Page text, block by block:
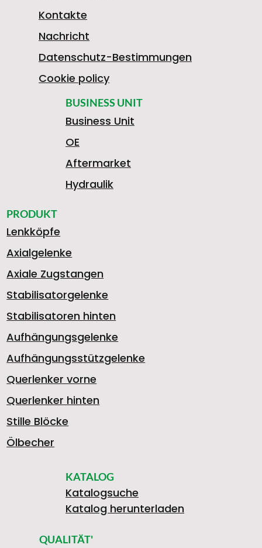
1
9
8
1
3
9
3
8
BUSINESS UNIT
Business Unit
OE
Aftermarket
Hydraulik
PRODUKT
Lenkköpfe
Axialgelenke
Axiale Zugstangen
Stabilisatorgelenke
Stabilisatoren hinten
Aufhängungsgelenke
Aufhängungsstützgelenke
Querlenker vorne
Querlenker hinten
Stille Blöcke
Ölbecher
KATALOG
Katalogsuche
Katalog herunterladen
QUALITÄT'
Kontakte
Nachricht
Datenschutz-Bestimmungen
Cookie policy